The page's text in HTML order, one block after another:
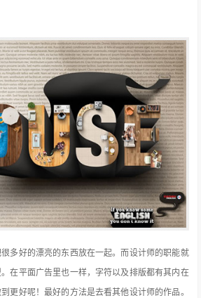
多好的漂亮的东西放在一起。而设计师的职能就
在平面广告里也一样，字符以及排版都有其内在
更好呢！最好的方法是去看其他设计师的作品。